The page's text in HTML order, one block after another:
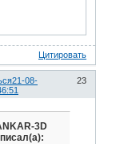
Цитировать
23
21-08-
3D